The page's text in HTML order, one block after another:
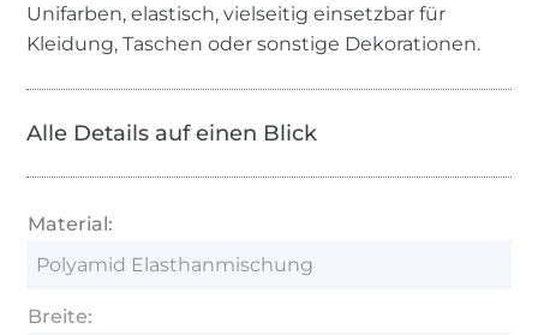
Unifarben, elastisch, vielseitig einsetzbar für
Kleidung, Taschen oder sonstige Dekorationen.
Alle Details auf einen Blick
Material:
Polyamid Elasthanmischung
Breite: